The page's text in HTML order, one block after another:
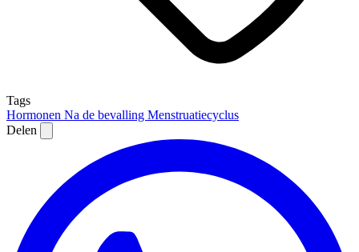
Tags
Hormonen Na de bevalling Menstruatiecyclus
Delen